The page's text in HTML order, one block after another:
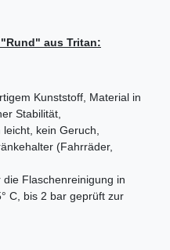
aus Tritan:
Kunststoff, Material in
Stabilität,
kein Geruch,
(Fahrräder,
Flaschenreinigung in
C, bis 2 bar geprüft zur